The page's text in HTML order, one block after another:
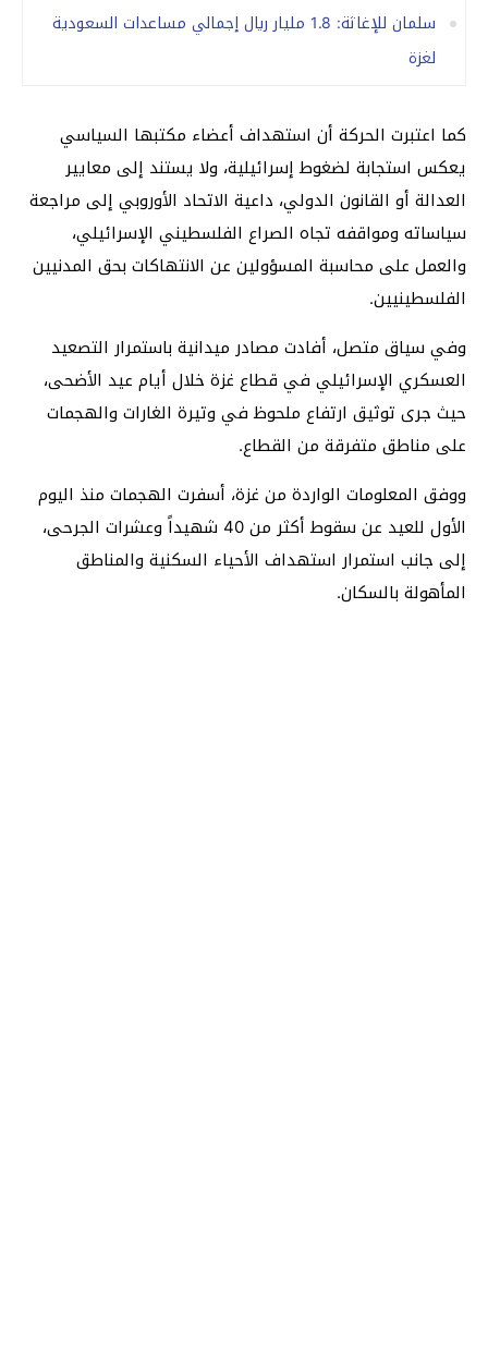
سلمان للإغاثة: 1.8 مليار ريال إجمالي مساعدات السعودية
لغزة
كما اعتبرت الحركة أن استهداف أعضاء مكتبها السياسي
يعكس استجابة لضغوط إسرائيلية، ولا يستند إلى معايير
العدالة أو القانون الدولي، داعية الاتحاد الأوروبي إلى مراجعة
سياساته ومواقفه تجاه الصراع الفلسطيني الإسرائيلي،
والعمل على محاسبة المسؤولين عن الانتهاكات بحق المدنيين
الفلسطينيين.
وفي سياق متصل، أفادت مصادر ميدانية باستمرار التصعيد
العسكري الإسرائيلي في قطاع غزة خلال أيام عيد الأضحى،
حيث جرى توثيق ارتفاع ملحوظ في وتيرة الغارات والهجمات
على مناطق متفرقة من القطاع.
ووفق المعلومات الواردة من غزة، أسفرت الهجمات منذ اليوم
الأول للعيد عن سقوط أكثر من 40 شهيداً وعشرات الجرحى،
إلى جانب استمرار استهداف الأحياء السكنية والمناطق
المأهولة بالسكان.